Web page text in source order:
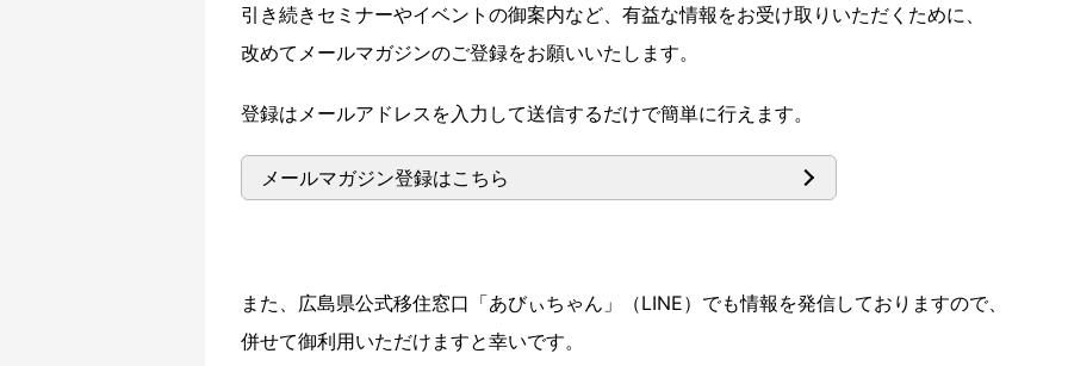
引き続きセミナーやイベントの御案内など、有益な情報をお受け取りいただくために、
改めてメールマガジンのご登録をお願いいたします。
登録はメールアドレスを入力して送信するだけで簡単に行えます。
メールマガジン登録はこちら
また、広島県公式移住窓口「あびぃちゃん」（LINE）でも情報を発信しておりますので、
併せて御利用いただけますと幸いです。